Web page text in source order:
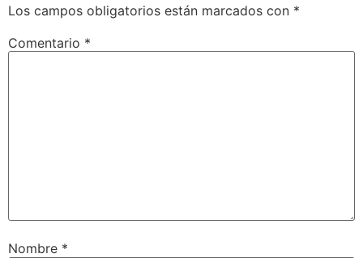
Los campos obligatorios están marcados con *
Comentario *
Nombre *